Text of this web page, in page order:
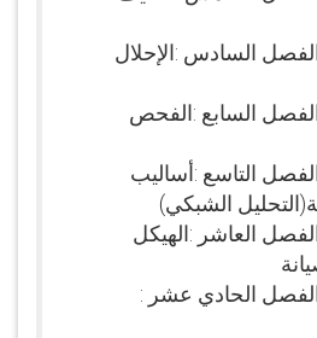
138 الى 165 : الفصل السادس :الإحلال
166 الى 187 : الفصل السابع :الفحص
188 الى 205 : الفصل التاسع :أساليب
الشبكي)
206 الى 215 : الفصل العاشر :الهيكل
216 الى 245 : الفصل الحادي عشر :